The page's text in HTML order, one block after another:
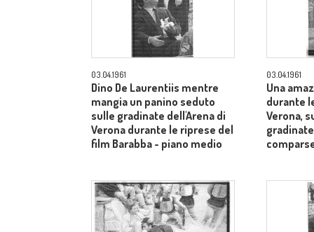
03.04.1961
Dino De Laurentiis mentre
mangia un panino seduto
sulle gradinate dell'Arena di
Verona durante le riprese del
film Barabba - piano medio
03.04.1961
Una
durante
Verona,